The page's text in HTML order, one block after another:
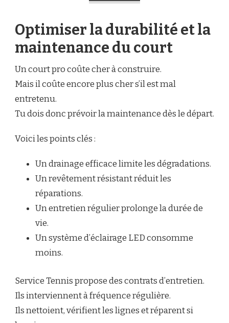
Optimiser la durabilité et la
maintenance du court
Un court pro coûte cher à construire.
Mais il coûte encore plus cher s’il est mal
entretenu.
Tu dois donc prévoir la maintenance dès le départ.
Voici les points clés :
Un drainage efficace limite les dégradations.
Un revêtement résistant réduit les
réparations.
Un entretien régulier prolonge la durée de
vie.
Un système d’éclairage LED consomme
moins.
Service Tennis propose des contrats d’entretien.
Ils interviennent à fréquence régulière.
Ils nettoient, vérifient les lignes et réparent si